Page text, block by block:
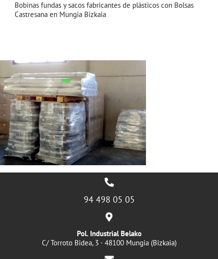
Bobinas fundas y sacos fabricantes de plásticos con Bolsas
Castresana en Mungia Bizkaia
94 498 05 05
Pol. Industrial Belako
C/ Torroto Bidea, 3 · 48100 Mungia (Bizkaia)